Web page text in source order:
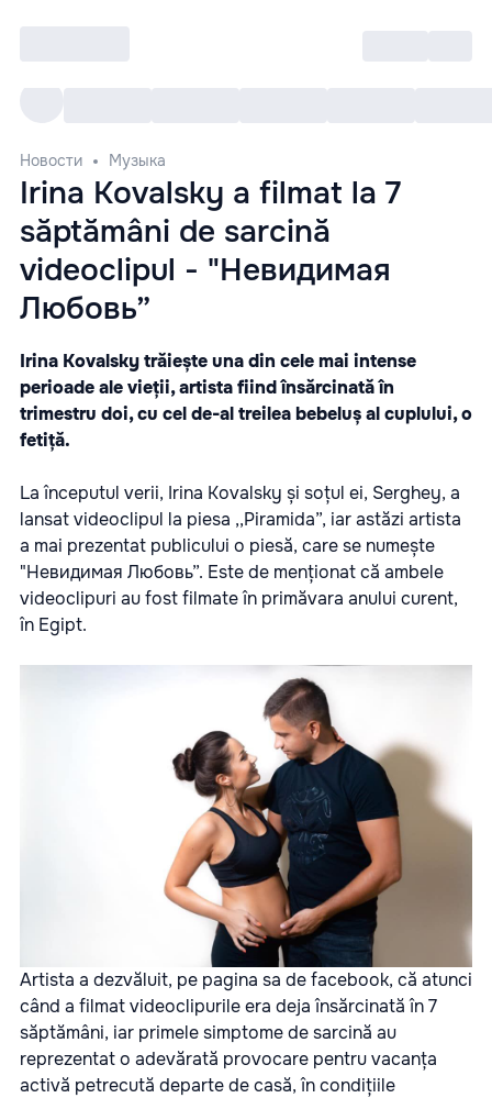
Новости Музыка
Irina Kovalsky a filmat la 7
săptămâni de sarcină
videoclipul - "Невидимая
Любовь”
Irina Kovalsky trăiește una din cele mai intense
perioade ale vieții, artista fiind însărcinată în
trimestru doi, cu cel de-al treilea bebeluș al cuplului, o
fetiță.
La începutul verii, Irina Kovalsky și soțul ei, Serghey, a
lansat videoclipul la piesa ,,Piramida”, iar astăzi artista
a mai prezentat publicului o piesă, care se numește
"Невидимая Любовь”. Este de menționat că ambele
videoclipuri au fost filmate în primăvara anului curent,
în Egipt.
Artista a dezvăluit, pe pagina sa de facebook, că atunci
când a filmat videoclipurile era deja însărcinată în 7
săptămâni, iar primele simptome de sarcină au
reprezentat o adevărată provocare pentru vacanța
activă petrecută departe de casă, în condițiile